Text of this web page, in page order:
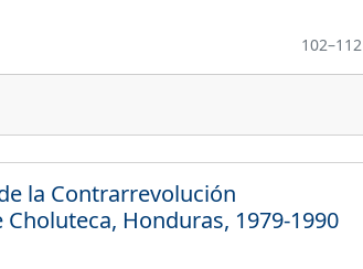
102–112
la Contrarrevolución
Honduras, 1979-1990